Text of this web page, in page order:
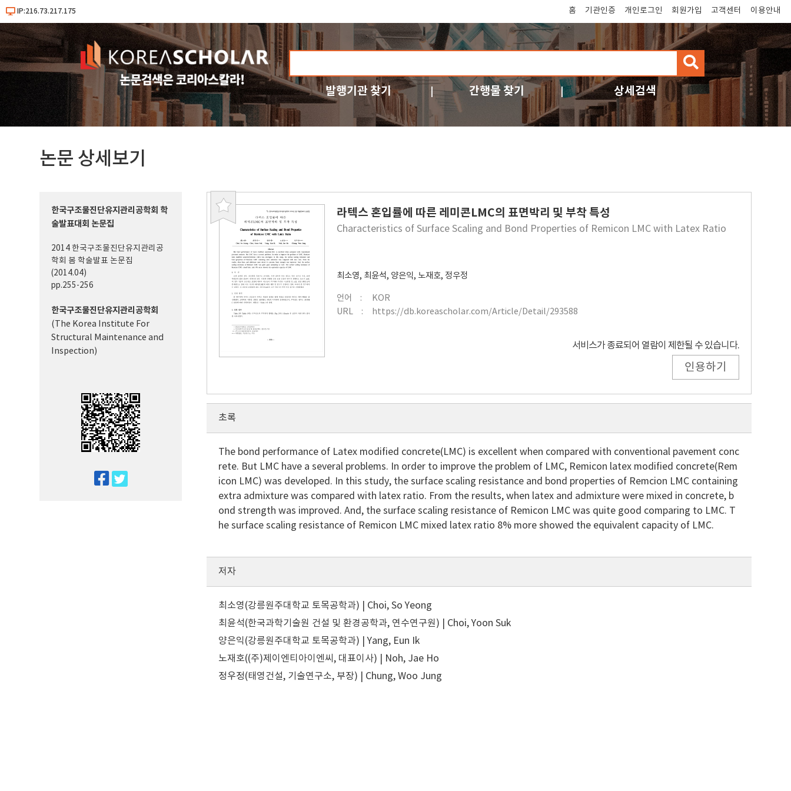
IP:216.73.217.175 홈 기관인증 개인로그인 회원가입 고객센터 이용안내
검
색
발행기관 찾기 간행물 찾기 상세검색
논문 상세보기
북
라텍스 혼입률에 따른 레미콘LMC의 표면박리 및 부착 특성
Characteristics of Surface Scaling and Bond Properties of Remicon LMC with Latex Ratio
최소영, 최윤석, 양은익, 노재호, 정우정
언어
KOR
URL
https://db.koreascholar.com/Article/Detail/293588
서비스가 종료되어 열람이 제한될 수 있습니다.
인용하기
한국구조물진단유지관리공학회 학
술발표대회 논문집
2014 한국구조물진단유지관리공
학회 봄 학술발표 논문집
(2014.04)
pp.255-256
한국구조물진단유지관리공학회
(The Korea Institute For
Structural Maintenance and
Inspection)
초록
The bond performance of Latex modified concrete(LMC) is excellent when compared with conventional pavement conc
rete. But LMC have a several problems. In order to improve the problem of LMC, Remicon latex modified concrete(Rem
icon LMC) was developed. In this study, the surface scaling resistance and bond properties of Remcion LMC containing
extra admixture was compared with latex ratio. From the results, when latex and admixture were mixed in concrete, b
ond strength was improved. And, the surface scaling resistance of Remicon LMC was quite good comparing to LMC. T
he surface scaling resistance of Remicon LMC mixed latex ratio 8% more showed the equivalent capacity of LMC.
저자
최소영(강릉원주대학교 토목공학과) | Choi, So Yeong
최윤석(한국과학기술원 건설 및 환경공학과, 연수연구원) | Choi, Yoon Suk
양은익(강릉원주대학교 토목공학과) | Yang, Eun Ik
노재호((주)제이엔티아이엔씨, 대표이사) | Noh, Jae Ho
정우정(태영건설, 기술연구소, 부장) | Chung, Woo Jung